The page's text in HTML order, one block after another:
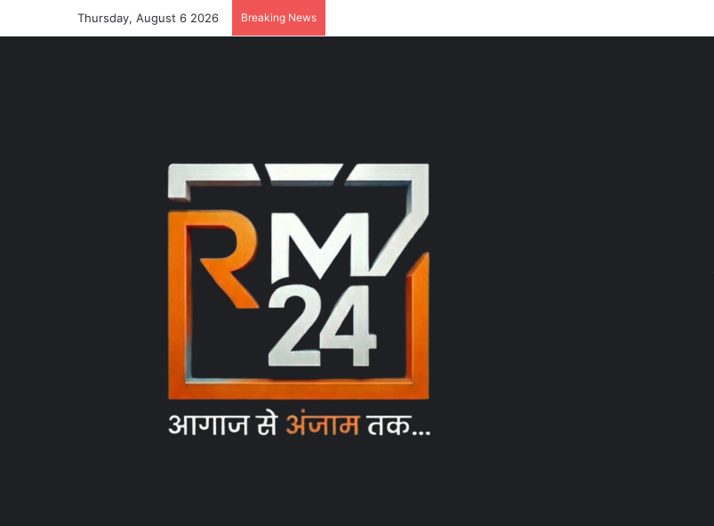
Thursday, August 6 2026 Breaking News